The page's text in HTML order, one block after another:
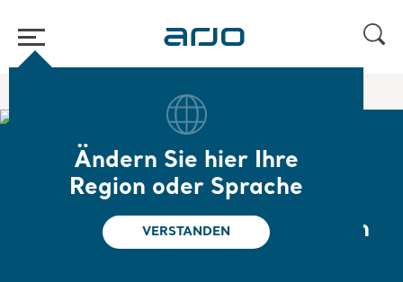
Ändern Sie hier Ihre
Region oder Sprache
VERSTANDEN
Einen Kollegen für die
Produktlebensdauer empfehlen